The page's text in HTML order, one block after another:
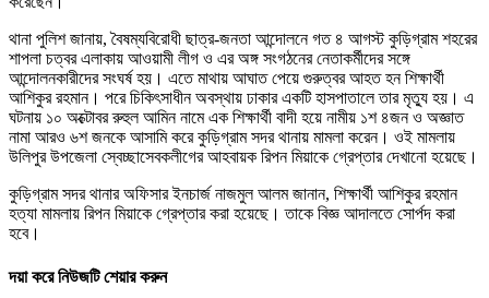
থানা পুলিশ জানায়, বৈষম্যবিরোধী ছাত্র-জনতা আন্দোলনে গত ৪ আগস্ট কুড়িগ্রাম শহরের
শাপলা চত্বর এলাকায় আওয়ামী লীগ ও এর অঙ্গ সংগঠনের নেতাকর্মীদের সঙ্গে
আন্দোলনকারীদের সংঘর্ষ হয়। এতে মাথায় আঘাত পেয়ে গুরুত্বর আহত হন শিক্ষার্থী
আশিকুর রহমান। পরে চিকিৎসাধীন অবস্থায় ঢাকার একটি হাসপাতালে তার মৃত্যু হয়। এ
ঘটনায় ১০ অক্টোবর রুহুল আমিন নামে এক শিক্ষার্থী বাদী হয়ে নামীয় ১শ ৪জন ও অজ্ঞাত
নামা আরও ৬শ জনকে আসামি করে কুড়িগ্রাম সদর থানায় মামলা করেন। ওই মামলায়
উলিপুর উপজেলা স্বেচ্ছাসেবকলীগের আহবায়ক রিপন মিয়াকে গ্রেপ্তার দেখানো হয়েছে।
কুড়িগ্রাম সদর থানার অফিসার ইনচার্জ নাজমুল আলম জানান, শিক্ষার্থী আশিকুর রহমান
হত্যা মামলায় রিপন মিয়াকে গ্রেপ্তার করা হয়েছে। তাকে বিজ্ঞ আদালতে সোর্পদ করা
হবে।
দয়া করে নিউজটি শেয়ার করুন